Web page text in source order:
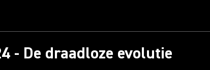
- De draadloze evolutie